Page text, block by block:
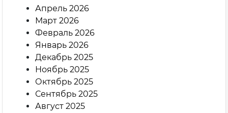
Апрель 2026
Март 2026
Февраль 2026
Январь 2026
Декабрь 2025
Ноябрь 2025
Октябрь 2025
Сентябрь 2025
Август 2025